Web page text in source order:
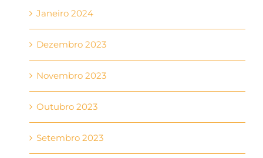
Janeiro 2024
Dezembro 2023
Novembro 2023
Outubro 2023
Setembro 2023